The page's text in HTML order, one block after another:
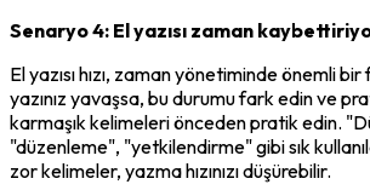
Senaryo 4: El yazısı zaman
El yazısı hızı, zaman yönetiminde önemli
yazınız yavaşsa, bu durumu fark edin ve
karmaşık kelimeleri önceden pratik edin.
"düzenleme", "yetkilendirme" gibi sık
zor kelimeler, yazma hızınızı düşürebilir.